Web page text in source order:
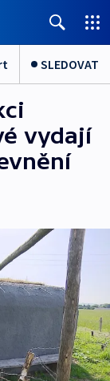
SLEDOVAT
vydají